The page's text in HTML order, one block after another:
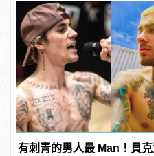
有刺青的男人最 Man！貝